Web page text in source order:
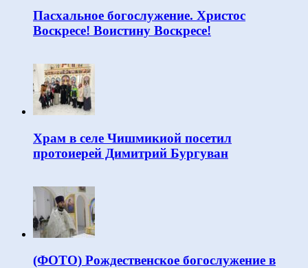
Пасхальное богослужение. Христос
Воскресе! Воистину Воскресе!
Храм в селе Чишмикиой посетил
протоиерей Димитрий Бургуван
(ФОТО) Рождественское богослужение в